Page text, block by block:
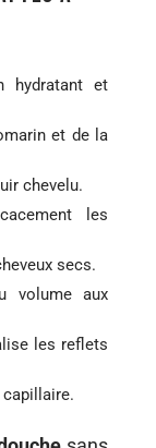
optez
pousse des
Évitez les
peuvent
à
et